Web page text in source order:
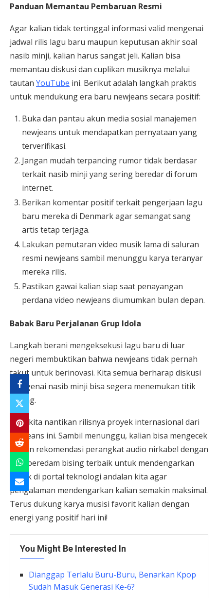
Panduan Memantau Pembaruan Resmi
Agar kalian tidak tertinggal informasi valid mengenai
jadwal rilis lagu baru maupun keputusan akhir soal
nasib minji, kalian harus sangat jeli. Kalian bisa
memantau diskusi dan cuplikan musiknya melalui
tautan YouTube ini. Berikut adalah langkah praktis
untuk mendukung era baru newjeans secara positif:
Buka dan pantau akun media sosial manajemen
newjeans untuk mendapatkan pernyataan yang
terverifikasi.
Jangan mudah terpancing rumor tidak berdasar
terkait nasib minji yang sering beredar di forum
internet.
Berikan komentar positif terkait pengerjaan lagu
baru mereka di Denmark agar semangat sang
artis tetap terjaga.
Lakukan pemutaran video musik lama di saluran
resmi newjeans sambil menunggu karya teranyar
mereka rilis.
Pastikan gawai kalian siap saat penayangan
perdana video newjeans diumumkan bulan depan.
Babak Baru Perjalanan Grup Idola
Langkah berani mengeksekusi lagu baru di luar
negeri membuktikan bahwa newjeans tidak pernah
takut untuk berinovasi. Kita semua berharap diskusi
mengenai nasib minji bisa segera menemukan titik
terang.
Mari kita nantikan rilisnya proyek internasional dari
newjeans ini. Sambil menunggu, kalian bisa mengecek
ulasan rekomendasi perangkat audio nirkabel dengan
fitur peredam bising terbaik untuk mendengarkan
musik di portal teknologi andalan kita agar
pengalaman mendengarkan kalian semakin maksimal.
Terus dukung karya musisi favorit kalian dengan
energi yang positif hari ini!
You Might Be Interested In
Dianggap Terlalu Buru-Buru, Benarkan Kpop
Sudah Masuk Generasi Ke-6?